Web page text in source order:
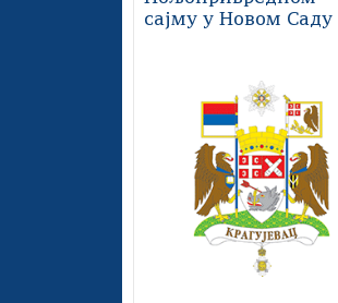
сајму у Новом Саду